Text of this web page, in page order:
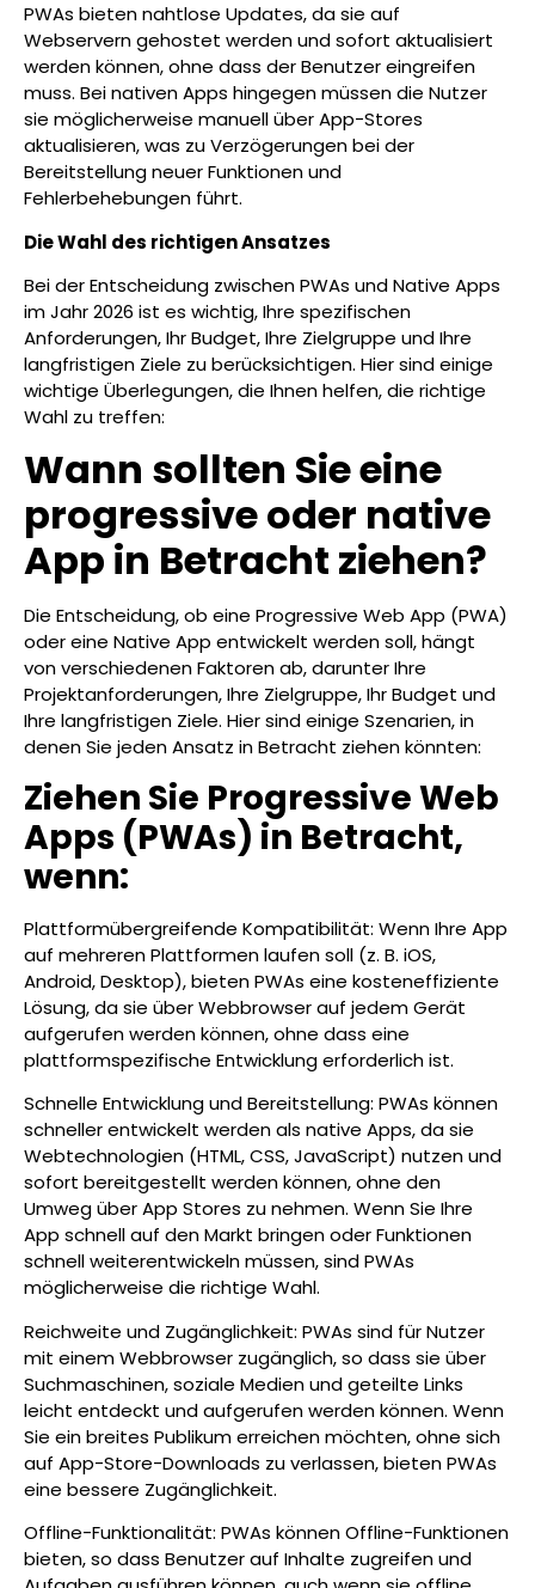
PWAs bieten nahtlose Updates, da sie auf
Webservern gehostet werden und sofort aktualisiert
werden können, ohne dass der Benutzer eingreifen
muss. Bei nativen Apps hingegen müssen die Nutzer
sie möglicherweise manuell über App-Stores
aktualisieren, was zu Verzögerungen bei der
Bereitstellung neuer Funktionen und
Fehlerbehebungen führt.
Die Wahl des richtigen Ansatzes
Bei der Entscheidung zwischen PWAs und Native Apps
im Jahr 2026 ist es wichtig, Ihre spezifischen
Anforderungen, Ihr Budget, Ihre Zielgruppe und Ihre
langfristigen Ziele zu berücksichtigen. Hier sind einige
wichtige Überlegungen, die Ihnen helfen, die richtige
Wahl zu treffen:
Wann sollten Sie eine
progressive oder native
App in Betracht ziehen?
Die Entscheidung, ob eine Progressive Web App (PWA)
oder eine Native App entwickelt werden soll, hängt
von verschiedenen Faktoren ab, darunter Ihre
Projektanforderungen, Ihre Zielgruppe, Ihr Budget und
Ihre langfristigen Ziele. Hier sind einige Szenarien, in
denen Sie jeden Ansatz in Betracht ziehen könnten:
Ziehen Sie Progressive Web
Apps (PWAs) in Betracht,
wenn:
Plattformübergreifende Kompatibilität: Wenn Ihre App
auf mehreren Plattformen laufen soll (z. B. iOS,
Android, Desktop), bieten PWAs eine kosteneffiziente
Lösung, da sie über Webbrowser auf jedem Gerät
aufgerufen werden können, ohne dass eine
plattformspezifische Entwicklung erforderlich ist.
Schnelle Entwicklung und Bereitstellung: PWAs können
schneller entwickelt werden als native Apps, da sie
Webtechnologien (HTML, CSS, JavaScript) nutzen und
sofort bereitgestellt werden können, ohne den
Umweg über App Stores zu nehmen. Wenn Sie Ihre
App schnell auf den Markt bringen oder Funktionen
schnell weiterentwickeln müssen, sind PWAs
möglicherweise die richtige Wahl.
Reichweite und Zugänglichkeit: PWAs sind für Nutzer
mit einem Webbrowser zugänglich, so dass sie über
Suchmaschinen, soziale Medien und geteilte Links
leicht entdeckt und aufgerufen werden können. Wenn
Sie ein breites Publikum erreichen möchten, ohne sich
auf App-Store-Downloads zu verlassen, bieten PWAs
eine bessere Zugänglichkeit.
Offline-Funktionalität: PWAs können Offline-Funktionen
bieten, so dass Benutzer auf Inhalte zugreifen und